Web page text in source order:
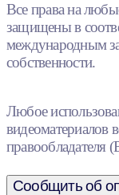
Все права на
защищены в
международным
собственности.
Любое
видеоматериалов
правообладателя
Сообщить об